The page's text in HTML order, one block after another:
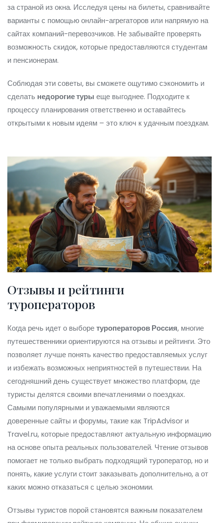
за страной из окна. Исследуя цены на билеты, сравнивайте
варианты с помощью онлайн-агрегаторов или напрямую на
сайтах компаний-перевозчиков. Не забывайте проверять
возможность скидок, которые предоставляются студентам
и пенсионерам.
Соблюдая эти советы, вы сможете ощутимо сэкономить и
сделать недорогие туры еще выгоднее. Подходите к
процессу планирования ответственно и оставайтесь
открытыми к новым идеям – это ключ к удачным поездкам.
Отзывы и рейтинги
туроператоров
Когда речь идет о выборетуроператоров Россия, многие
путешественники ориентируются на отзывы и рейтинги. Это
позволяет лучше понять качество предоставляемых услуг
и избежать возможных неприятностей в путешествии. На
сегодняшний день существует множество платформ, где
туристы делятся своими впечатлениями о поездках.
Самыми популярными и уважаемыми являются
доверенные сайты и форумы, такие как TripAdvisor и
Travel.ru, которые предоставляют актуальную информацию
на основе опыта реальных пользователей. Чтение отзывов
помогает не только выбрать подходящий туроператор, но и
понять, какие услуги стоит заказывать дополнительно, а от
каких можно отказаться с целью экономии.
Отзывы туристов порой становятся важным показателем